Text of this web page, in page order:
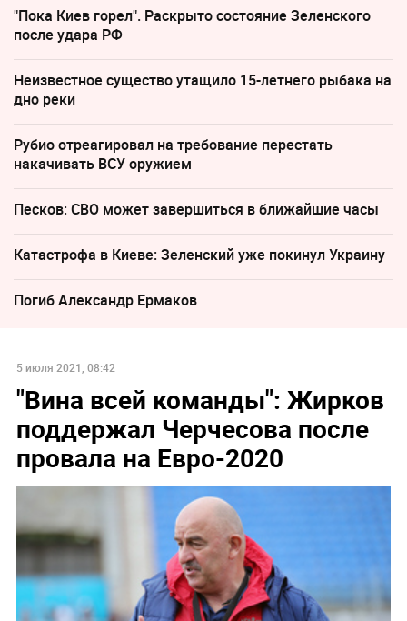
"Пока Киев горел". Раскрыто состояние Зеленского
после удара РФ
Неизвестное существо утащило 15-летнего рыбака на
дно реки
Рубио отреагировал на требование перестать
накачивать ВСУ оружием
Песков: СВО может завершиться в ближайшие часы
Катастрофа в Киеве: Зеленский уже покинул Украину
Погиб Александр Ермаков
5 июля 2021, 08:42
"Вина всей команды": Жирков
поддержал Черчесова после
провала на Евро-2020